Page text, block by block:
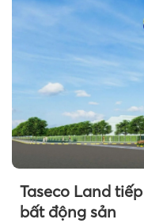
Taseco Land
bất động sản